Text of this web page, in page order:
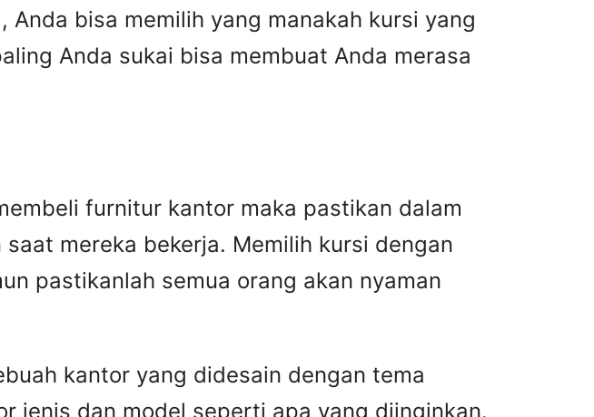
Anda bisa memilih yang manakah kursi yang
Anda sukai bisa membuat Anda merasa
furnitur kantor maka pastikan dalam
mereka bekerja. Memilih kursi dengan
pastikanlah semua orang akan nyaman
kantor yang didesain dengan tema
jenis dan model seperti apa yang diinginkan.